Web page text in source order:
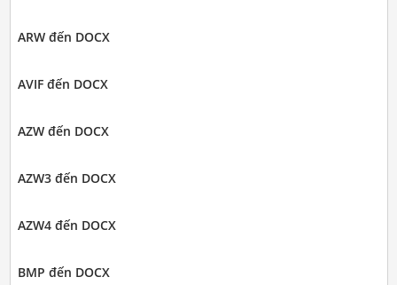
ARW đến DOCX
AVIF đến DOCX
AZW đến DOCX
AZW3 đến DOCX
AZW4 đến DOCX
BMP đến DOCX